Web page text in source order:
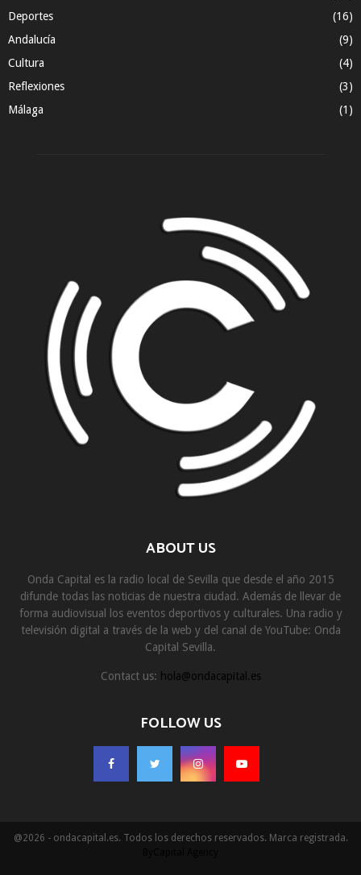
Deportes
(16)
Andalucía
(9)
Cultura
(4)
Reflexiones
(3)
Málaga
(1)
ABOUT US
Onda Capital es la radio local de Sevilla que desde el año 2015
difunde todas las noticias de nuestra ciudad. Además de llevar de
forma audiovisual los eventos deportivos y culturales. Una radio y
televisión digital a través de la web y del canal de YouTube: Onda
Capital Sevilla.
Contact us: hola@ondacapital.es
FOLLOW US
@2026 - ondacapital.es. Todos los derechos reservados. Marca registrada.